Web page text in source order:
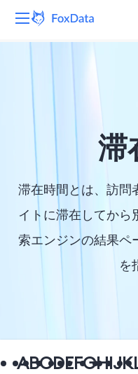
プラットフォーム
ソリューション
リソース
会社
滞
滞在時間とは、訪問
イトに滞在してから
索エンジンの結果ペ
を
ABCDEFGHIJK